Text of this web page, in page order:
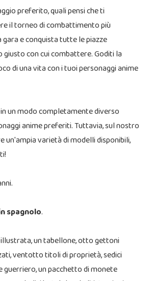
preferito, quali pensi che ti
il torneo di combattimento più
e conquista tutte le piazze
con cui combattere. Goditi la
di una vita con i tuoi personaggi anime
un modo completamente diverso
anime preferiti. Tuttavia, sul nostro
varietà di modelli disponibili,
spagnolo.
un tabellone, otto gettoni
ventotto titoli di proprietà, sedici
guerriero, un pacchetto di monete